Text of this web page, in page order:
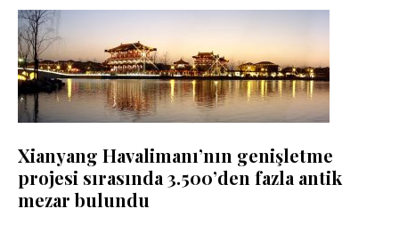
Xianyang Havalimanı’nın genişletme
projesi sırasında 3.500’den fazla antik
mezar bulundu